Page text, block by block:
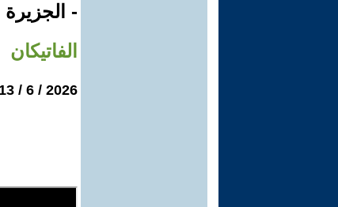
- الجزيرة
الفاتيكان
2026 / 6 / 13